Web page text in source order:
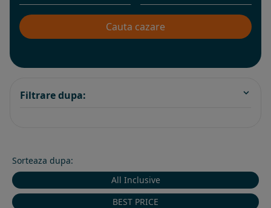
Filtrare dupa:
Sorteaza dupa:
All Inclusive
BEST PRICE